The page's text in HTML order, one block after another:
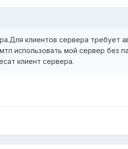
клиентов сервера требует
использовать мой сервер
клиент сервера.